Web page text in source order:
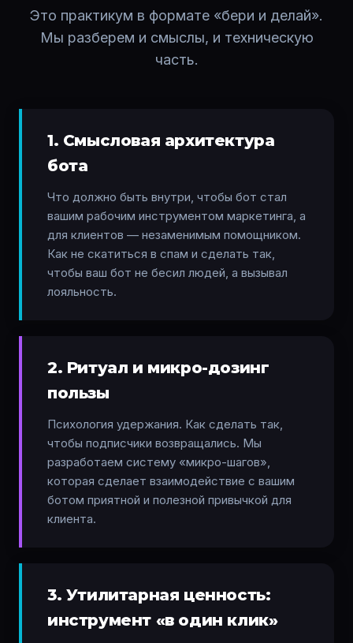
Это практикум в формате «бери и делай».
Мы разберем и смыслы, и техническую
часть.
1. Смысловая архитектура
бота
Что должно быть внутри, чтобы бот стал
вашим рабочим инструментом маркетинга, а
для клиентов — незаменимым помощником.
Как не скатиться в спам и сделать так,
чтобы ваш бот не бесил людей, а вызывал
лояльность.
2. Ритуал и микро-дозинг
пользы
Психология удержания. Как сделать так,
чтобы подписчики возвращались. Мы
разработаем систему «микро-шагов»,
которая сделает взаимодействие с вашим
ботом приятной и полезной привычкой для
клиента.
3. Утилитарная ценность:
инструмент «в один клик»